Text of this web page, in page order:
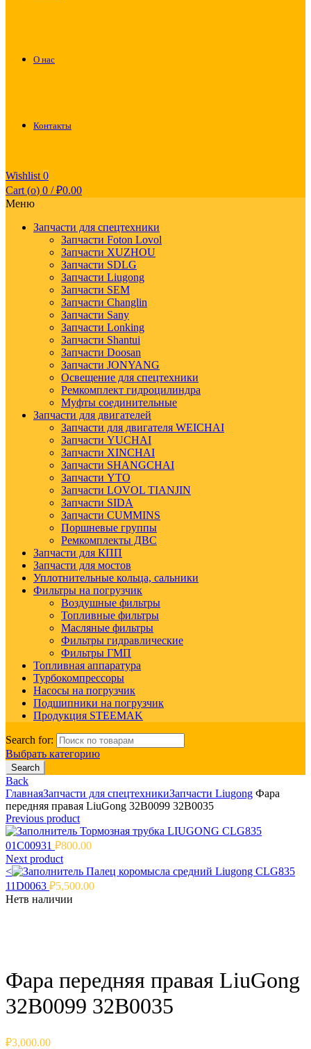
О нас
Контакты
Wishlist 0
Cart (o) 0 / ₽0.00
Меню
Запчасти для спецтехники
Запчасти Foton Lovol
Запчасти XUZHOU
Запчасти SDLG
Запчасти Liugong
Запчасти SEM
Запчасти Changlin
Запчасти Sany
Запчасти Lonking
Запчасти Shantui
Запчасти Doosan
Запчасти JONYANG
Освещение для спецтехники
Ремкомплект гидроцилиндра
Муфты соединительные
Запчасти для двигателей
Запчасти для двигателя WEICHAI
Запчасти YUCHAI
Запчасти XINCHAI
Запчасти SHANGCHAI
Запчасти YTO
Запчасти LOVOL TIANJIN
Запчасти SIDA
Запчасти CUMMINS
Поршневые группы
Ремкомплекты ДВС
Запчасти для КПП
Запчасти для мостов
Уплотнительные кольца, сальники
Фильтры на погрузчик
Воздушные фильтры
Топливные фильтры
Масляные фильтры
Фильтры гидравлические
Фильтры ГМП
Топливная аппаратура
Турбокомпрессоры
Насосы на погрузчик
Подшипники на погрузчик
Продукция STEEMAK
Search for:
Выбрать категорию
Search
Back
ГлавнаяЗапчасти для спецтехникиЗапчасти Liugong Фара
передняя правая LiuGong 32B0099 32B0035
Previous product
Тормозная трубка LIUGONG CLG835
01C00931 ₽800.00
Next product
<
Палец коромысла средний Liugong CLG835
11D0063 ₽5,500.00
Нетв наличии
Фара передняя правая LiuGong
32B0099 32B0035
₽3,000.00